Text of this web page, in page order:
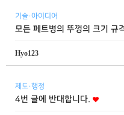
기술·아이디어
모든 페트병의 뚜껑의 크기 규
Hyo123
제도·행정
4번 글에 반대합니다.